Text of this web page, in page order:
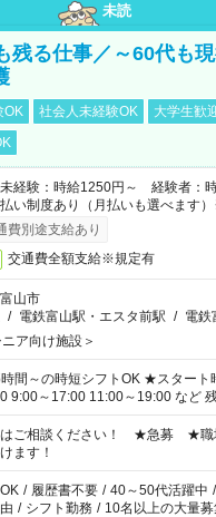
未読
残る仕事／～60代も
OK 社会人未経験OK 大学生歓
未経験：時給1250円～ 経験者
い制度あり（月払いも選べます
第のお支払いとなります。
費別途支給あり
交通費全額支給※規定有
山市
/ 電鉄富山駅・エスタ前駅 / 電鉄
ニア向け施設＞
時短シフトOK ★スタート時間選べます！ 7:00
9:00～17:00 11:00～19:00 など 残業なし
他のお仕事と合わせ週40時間超
令に基づき、週20時間以上勤務
ます ※労働者派遣法（日雇い派遣
間・短期間の就業はご案内が難
はご相談ください！ ★急募 ★職
ます！
/ 履歴書不要 / 40～50代活躍中 /
/ シフト勤務 / 10名以上の大量